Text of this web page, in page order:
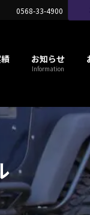
0568-33-4900
お知らせ
Information